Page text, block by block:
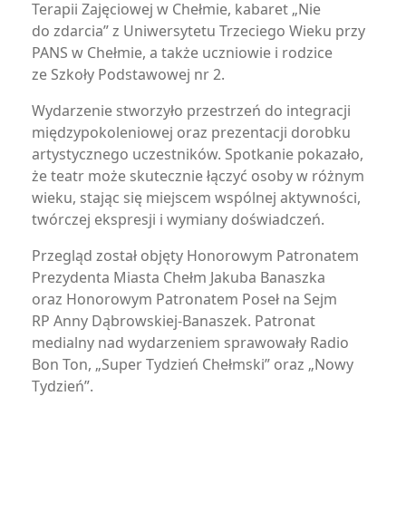
Terapii Zajęciowej w Chełmie, kabaret „Nie
do zdarcia” z Uniwersytetu Trzeciego Wieku przy
PANS w Chełmie, a także uczniowie i rodzice
ze Szkoły Podstawowej nr 2.
Wydarzenie stworzyło przestrzeń do integracji
międzypokoleniowej oraz prezentacji dorobku
artystycznego uczestników. Spotkanie pokazało,
że teatr może skutecznie łączyć osoby w różnym
wieku, stając się miejscem wspólnej aktywności,
twórczej ekspresji i wymiany doświadczeń.
Przegląd został objęty Honorowym Patronatem
Prezydenta Miasta Chełm Jakuba Banaszka
oraz Honorowym Patronatem Poseł na Sejm
RP Anny Dąbrowskiej-Banaszek. Patronat
medialny nad wydarzeniem sprawowały Radio
Bon Ton, „Super Tydzień Chełmski” oraz „Nowy
Tydzień”.